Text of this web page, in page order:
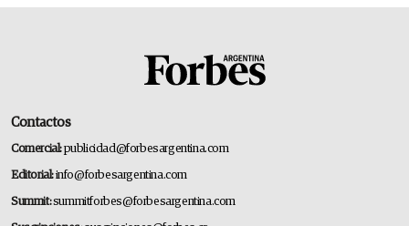
Contactos
Comercial:publicidad@forbesargentina.com
Editorial:info@forbesargentina.com
Summit:summitforbes@forbesargentina.com